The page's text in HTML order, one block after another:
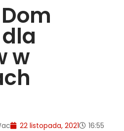
w
22 listopada, 2021 16:55